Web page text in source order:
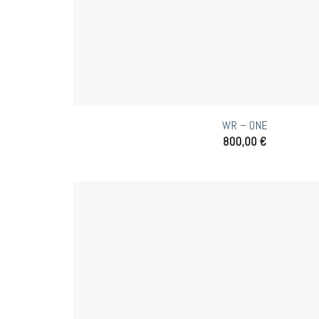
WR – ONE
800,00€